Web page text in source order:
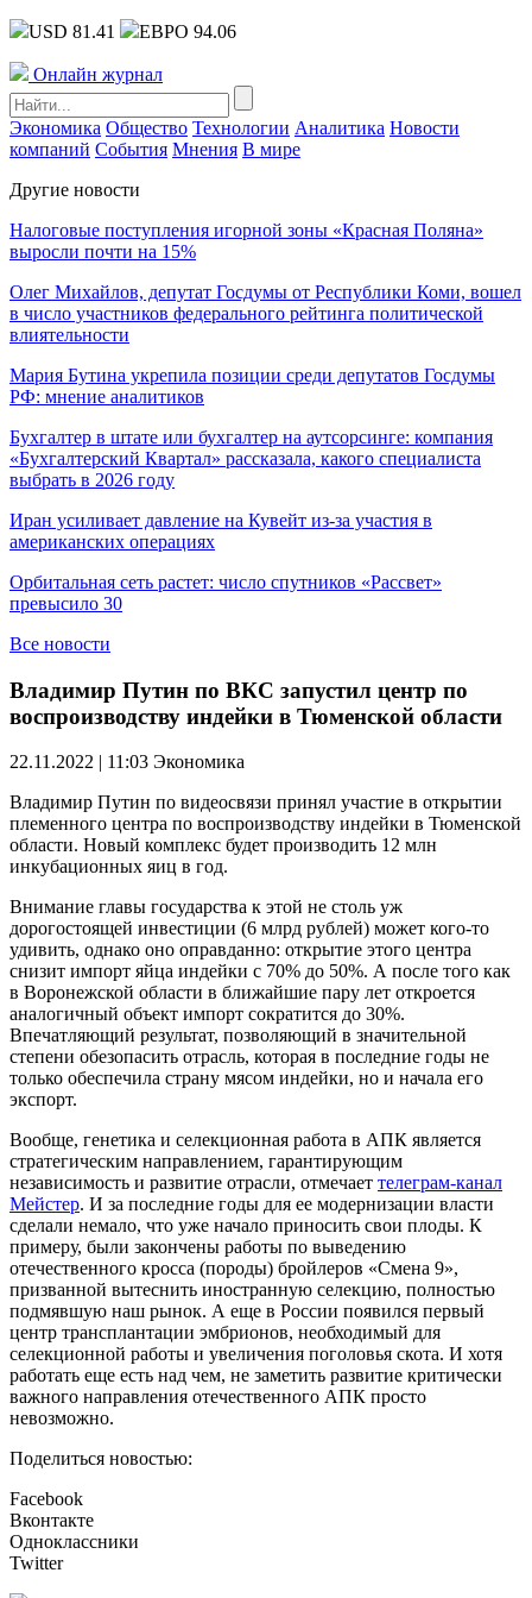
USD 81.41 ЕВРО 94.06
Онлайн журнал
Экономика Общество Технологии Аналитика Новости
компаний События Мнения В мире
Другие новости
Налоговые поступления игорной зоны «Красная Поляна»
выросли почти на 15%
Олег Михайлов, депутат Госдумы от Республики Коми, вошел
в число участников федерального рейтинга политической
влиятельности
Мария Бутина укрепила позиции среди депутатов Госдумы
РФ: мнение аналитиков
Бухгалтер в штате или бухгалтер на аутсорсинге: компания
«Бухгалтерский Квартал» рассказала, какого специалиста
выбрать в 2026 году
Иран усиливает давление на Кувейт из-за участия в
американских операциях
Орбитальная сеть растет: число спутников «Рассвет»
превысило 30
Все новости
Владимир Путин по ВКС запустил центр по
воспроизводству индейки в Тюменской области
22.11.2022 | 11:03 Экономика
Владимир Путин по видеосвязи принял участие в открытии
племенного центра по воспроизводству индейки в Тюменской
области. Новый комплекс будет производить 12 млн
инкубационных яиц в год.
Внимание главы государства к этой не столь уж
дорогостоящей инвестиции (6 млрд рублей) может кого-то
удивить, однако оно оправданно: открытие этого центра
снизит импорт яйца индейки с 70% до 50%. А после того как
в Воронежской области в ближайшие пару лет откроется
аналогичный объект импорт сократится до 30%.
Впечатляющий результат, позволяющий в значительной
степени обезопасить отрасль, которая в последние годы не
только обеспечила страну мясом индейки, но и начала его
экспорт.
Вообще, генетика и селекционная работа в АПК является
стратегическим направлением, гарантирующим
независимость и развитие отрасли, отмечает телеграм-канал
Мейстер. И за последние годы для ее модернизации власти
сделали немало, что уже начало приносить свои плоды. К
примеру, были закончены работы по выведению
отечественного кросса (породы) бройлеров «Смена 9»,
призванной вытеснить иностранную селекцию, полностью
подмявшую наш рынок. А еще в России появился первый
центр трансплантации эмбрионов, необходимый для
селекционной работы и увеличения поголовья скота. И хотя
работать еще есть над чем, не заметить развитие критически
важного направления отечественного АПК просто
невозможно.
Поделиться новостью:
Facebook
Вконтакте
Одноклассники
Twitter